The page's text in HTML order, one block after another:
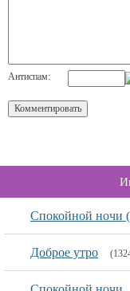
Антиспам:
Спокойной ночи
Доброе утро